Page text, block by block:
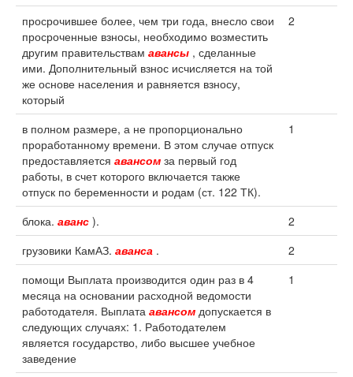
просрочившее более, чем три года, внесло свои
просроченные взносы, необходимо возместить
другим правительствам авансы , сделанные
ими. Дополнительный взнос исчисляется на той
же основе населения и равняется взносу,
который
2
в полном размере, а не пропорционально
проработанному времени. В этом случае отпуск
предоставляется авансом за первый год
работы, в счет которого включается также
отпуск по беременности и родам (ст. 122 ТК).
1
блока. аванс ).
2
грузовики КамАЗ. аванса .
2
помощи Выплата производится один раз в 4
месяца на основании расходной ведомости
работодателя. Выплата авансом допускается в
следующих случаях: 1. Работодателем
является государство, либо высшее учебное
заведение
1